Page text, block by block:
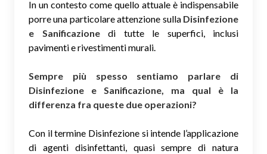
In un contesto come quello attuale è indispensabile
porre una particolare attenzione sulla Disinfezione
e Sanificazionedi tutte le superfici, inclusi
pavimenti e rivestimenti murali.
Sempre più spesso sentiamo parlare di
Disinfezione e Sanificazione, ma qual è la
differenza fra queste due operazioni?
Con il termine Disinfezione si intende l’applicazione
di agenti disinfettanti, quasi sempre di natura